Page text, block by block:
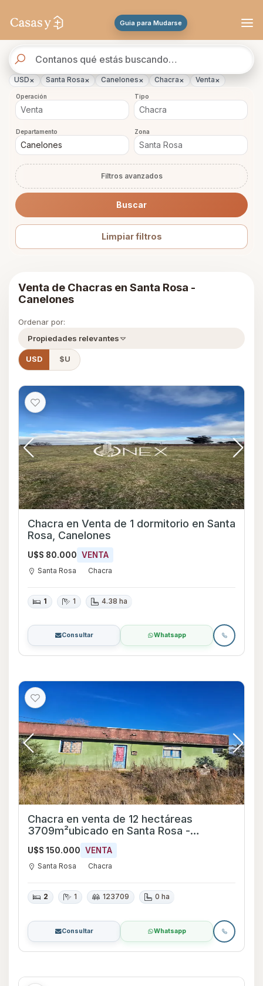
Guia para Mudarse
de
propiedades
USD× Santa Rosa× Canelones× Chacra× Venta×
Operación Tipo
Departamento Zona
Filtros avanzados
Buscar
Limpiar filtros
Venta de Chacras en Santa Rosa -
Canelones
Ordenar por:
Propiedades relevantes
USD $U
Chacra en Venta de 1 dormitorio en Santa
Rosa, Canelones
U$S 80.000 VENTA
Santa Rosa Chacra
1 1 4.38 ha
Consultar Whatsapp
Chacra en venta de 12 hectáreas
3709m²ubicado en Santa Rosa -
U$S 150.000 VENTA
Santa Rosa Chacra
2 1 123709 0 ha
Consultar Whatsapp